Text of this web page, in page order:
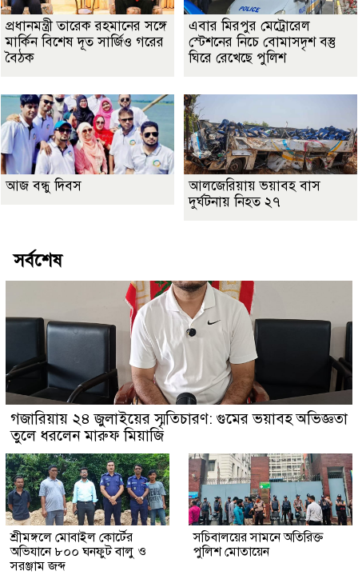
প্রধানমন্ত্রী তারেক রহমানের সঙ্গে
মার্কিন বিশেষ দূত সার্জিও গরের
বৈঠক
এবার মিরপুর মেট্রোরেল
স্টেশনের নিচে বোমাসদৃশ বস্তু
ঘিরে রেখেছে পুলিশ
আজ বন্ধু দিবস
আলজেরিয়ায় ভয়াবহ বাস
দুর্ঘটনায় নিহত ২৭
সর্বশেষ
গজারিয়ায় ২৪ জুলাইয়ের স্মৃতিচারণ: গুমের ভয়াবহ অভিজ্ঞতা
তুলে ধরলেন মারুফ মিয়াজি
শ্রীমঙ্গলে মোবাইল কোর্টের
অভিযানে ৮০০ ঘনফুট বালু ও
সরঞ্জাম জব্দ
সচিবালয়ের সামনে অতিরিক্ত
পুলিশ মোতায়েন